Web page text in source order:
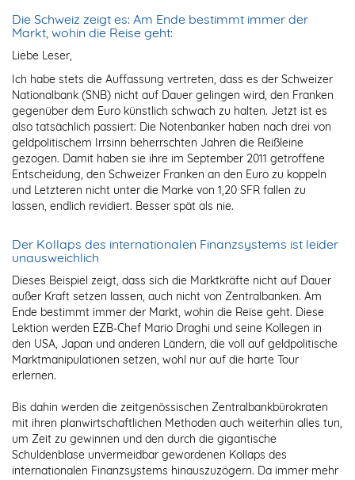
Die Schweiz zeigt es: Am Ende bestimmt immer der
Markt, wohin die Reise geht:
Liebe Leser,
Ich habe stets die Auffassung vertreten, dass es der Schweizer
Nationalbank (SNB) nicht auf Dauer gelingen wird, den Franken
gegenüber dem Euro künstlich schwach zu halten. Jetzt ist es
also tatsächlich passiert: Die Notenbanker haben nach drei von
geldpolitischem Irrsinn beherrschten Jahren die Reißleine
gezogen. Damit haben sie ihre im September 2011 getroffene
Entscheidung, den Schweizer Franken an den Euro zu koppeln
und Letzteren nicht unter die Marke von 1,20 SFR fallen zu
lassen, endlich revidiert. Besser spät als nie.
Der Kollaps des internationalen Finanzsystems ist leider
unausweichlich
Dieses Beispiel zeigt, dass sich die Marktkräfte nicht auf Dauer
außer Kraft setzen lassen, auch nicht von Zentralbanken. Am
Ende bestimmt immer der Markt, wohin die Reise geht. Diese
Lektion werden EZB-Chef Mario Draghi und seine Kollegen in
den USA, Japan und anderen Ländern, die voll auf geldpolitische
Marktmanipulationen setzen, wohl nur auf die harte Tour
erlernen.
Bis dahin werden die zeitgenössischen Zentralbankbürokraten
mit ihren planwirtschaftlichen Methoden auch weiterhin alles tun,
um Zeit zu gewinnen und den durch die gigantische
Schuldenblase unvermeidbar gewordenen Kollaps des
internationalen Finanzsystems hinauszuzögern. Da immer mehr